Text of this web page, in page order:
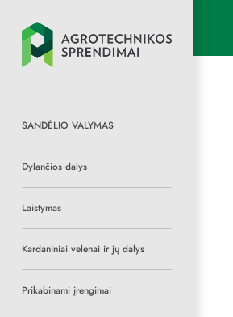
SANDĖLIO VALYMAS
Dylančios dalys
Laistymas
Kardaniniai velenai ir jų dalys
Prikabinami įrengimai